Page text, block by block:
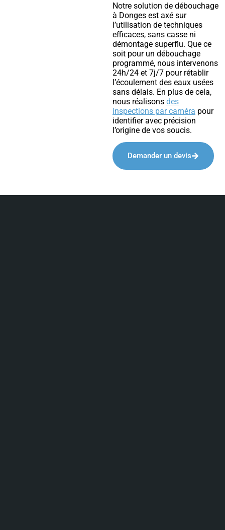
Notre solution de débouchage
à Donges est axé sur
l’utilisation de techniques
efficaces, sans casse ni
démontage superflu. Que ce
soit pour un débouchage
programmé, nous intervenons
24h/24 et 7j/7 pour rétablir
l’écoulement des eaux usées
sans délais. En plus de cela,
nous réalisons des
inspections par caméra pour
identifier avec précision
l’origine de vos soucis.
Demander un devis